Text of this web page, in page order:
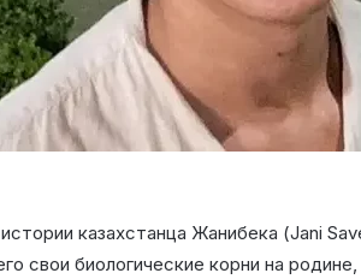
казахстанца Жанибека (Jani
свои биологические корни на